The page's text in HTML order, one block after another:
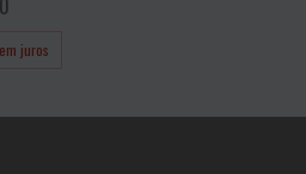
juros